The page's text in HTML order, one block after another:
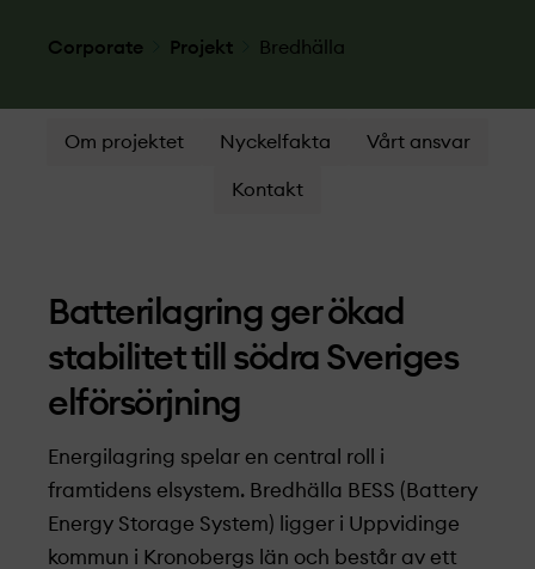
Corporate Projekt­ Bredhälla
Om projektet Nyckelfakta Vårt ansvar
Kontakt
Batterilagring ger ökad
stabilitet till södra Sveriges
elförsörjning
Energilagring spelar en central roll i
framtidens elsystem. Bredhälla BESS (Battery
Energy Storage System) ligger i Uppvidinge
kommun i Kronobergs län och består av ett